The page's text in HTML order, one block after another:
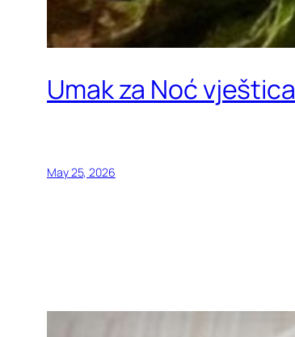
Umak za Noć vještica
May 25, 2026